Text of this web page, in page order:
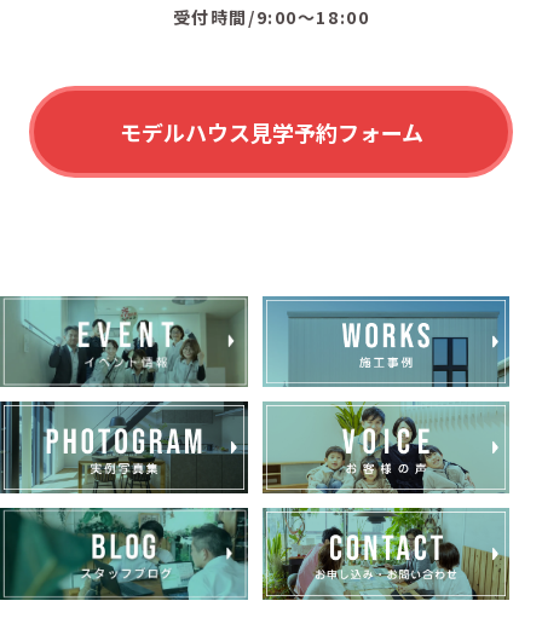
受付時間/9:00〜18:00
モデルハウス見学予約フォーム